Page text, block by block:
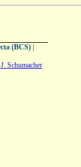
(BCS)|
J. Schumacher